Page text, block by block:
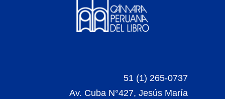
51 (1) 265-0737
Av. Cuba N°427, Jesús María